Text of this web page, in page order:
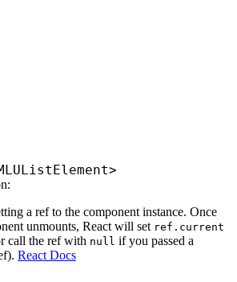
>
a ref to the component instance. Once
unmounts, React will set ref.current
call the ref with null if you passed a
React Docs